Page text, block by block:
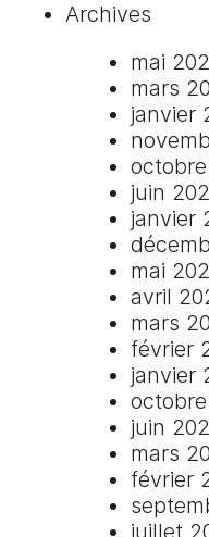
Archives
mai
mars
janvier
juin
janvier
mai
avril
mars
février
janvier
juin
mars
février